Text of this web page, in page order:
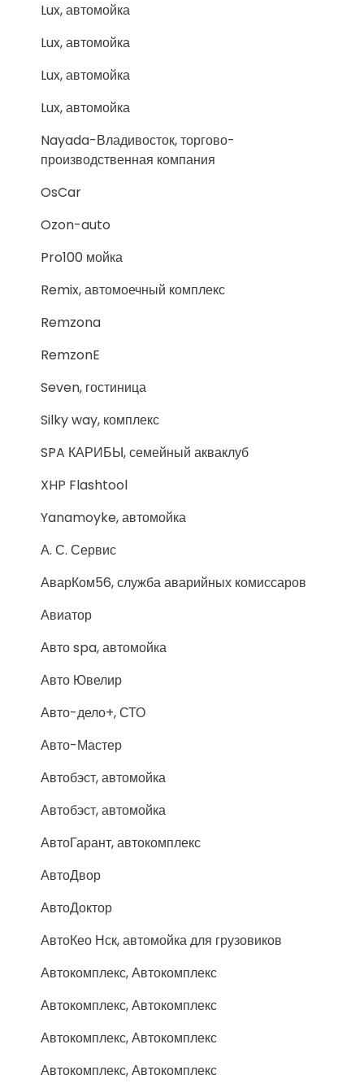
Lux, автомойка
Lux, автомойка
Lux, автомойка
Lux, автомойка
Nayada-Владивосток, торгово-
производственная компания
OsCar
Ozon-auto
Pro100 мойка
Remix, автомоечный комплекс
Remzona
RemzonE
Seven, гостиница
Silky way, комплекс
SPA КАРИБЫ, семейный акваклуб
XHP Flashtool
Yanamoyke, автомойка
А. С. Сервис
АварКом56, служба аварийных комиссаров
Авиатор
Авто spa, автомойка
Авто Ювелир
Авто-дело+, СТО
Авто-Мастер
Автобэст, автомойка
Автобэст, автомойка
АвтоГарант, автокомплекс
АвтоДвор
АвтоДоктор
АвтоКео Нск, автомойка для грузовиков
Автокомплекс, Автокомплекс
Автокомплекс, Автокомплекс
Автокомплекс, Автокомплекс
Автокомплекс, Автокомплекс